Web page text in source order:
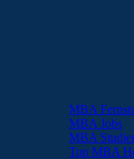
MBA
MBA Jobs
MBA
Top MBA